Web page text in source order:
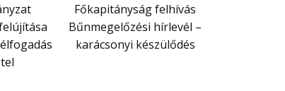
Főkapitányság felhívás
Bűnmegelőzési hírlevél –
karácsonyi készülődés